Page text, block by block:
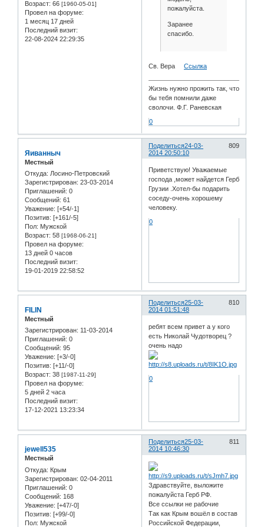
Возраст: 66 [1960-05-01]
Провел на форуме:
1 месяц 17 дней
Последний визит:
22-08-2024 22:29:35
пожалуйста.
Заранее
спасибо.
Св. ВераСсылка
Жизнь нужно прожить так, что
бы тебя помнили даже
сволочи. Ф.Г. Раневская
0
Поделиться 809
24-03-
2014 20:50:10
Яиванныч
Местный
Откуда: Лосино-Петровский
Зарегистрирован: 23-03-2014
Приглашений: 0
Сообщений: 61
Уважение: [+54/-1]
Позитив: [+161/-5]
Пол: Мужской
Возраст: 58 [1968-06-21]
Провел на форуме:
13 дней 0 часов
Последний визит:
19-01-2019 22:58:52
Приветствую! Уважаемые
господа ,может найдется Герб
Грузии .Хотел-бы подарить
соседу-очень хорошему
человеку.
0
Поделиться 810
25-03-
2014 01:51:48
FILIN
Местный
Зарегистрирован: 11-03-2014
Приглашений: 0
Сообщений: 95
Уважение: [+3/-0]
Позитив: [+11/-0]
Возраст: 38 [1987-11-29]
Провел на форуме:
5 дней 2 часа
Последний визит:
17-12-2021 13:23:34
ребят всем привет а у кого
есть Николай Чудотворец ?
очень надо
0
Поделиться 811
25-03-
2014 10:46:30
jewell535
Местный
Откуда: Крым
Зарегистрирован: 02-04-2011
Приглашений: 0
Сообщений: 168
Уважение: [+47/-0]
Позитив: [+99/-0]
Пол: Мужской
Здравствуйте, выложите
пожалуйста Герб РФ.
Все ссылки не рабочие
Так как Крым вошёл в состав
Российской Федерации,